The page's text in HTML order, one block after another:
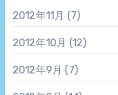
2012年11月 (7)
2012年10月 (12)
2012年9月 (7)